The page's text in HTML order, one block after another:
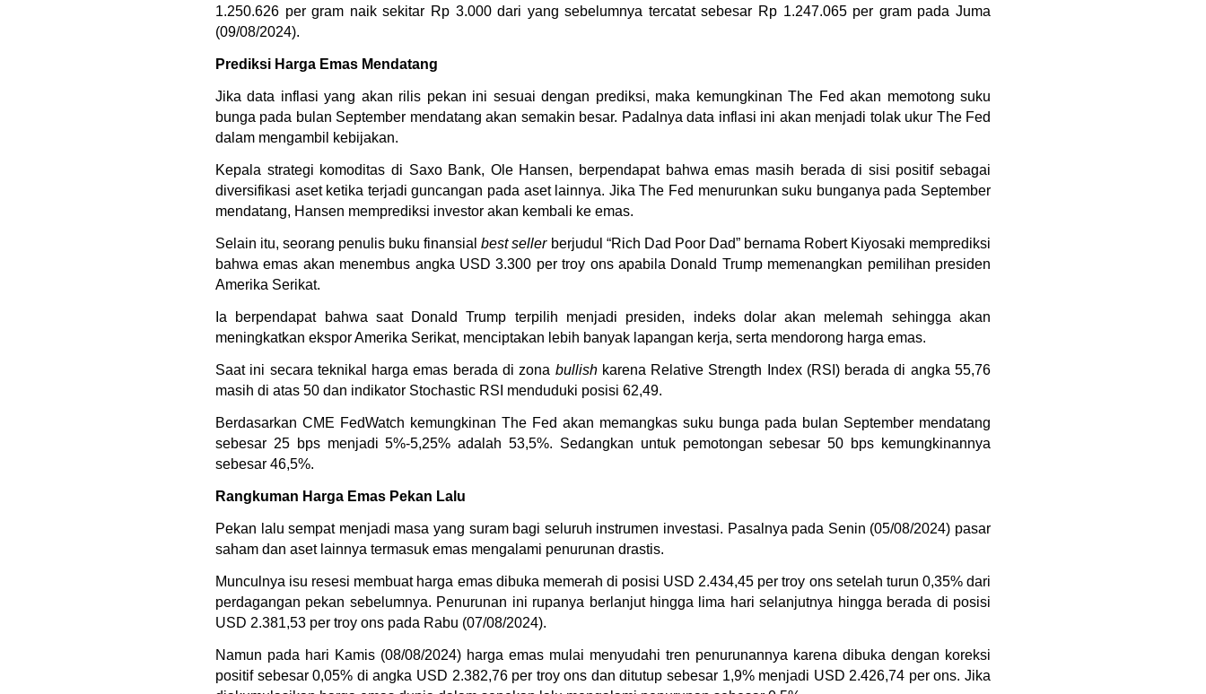
1.250.626 per gram naik sekitar Rp 3.000 dari yang sebelumnya tercatat sebesar Rp 1.247.065 per gram pada Juma
(09/08/2024).
Prediksi Harga Emas Mendatang
Jika data inflasi yang akan rilis pekan ini sesuai dengan prediksi, maka kemungkinan The Fed akan memotong suku
bunga pada bulan September mendatang akan semakin besar. Padalnya data inflasi ini akan menjadi tolak ukur The Fed
dalam mengambil kebijakan.
Kepala strategi komoditas di Saxo Bank, Ole Hansen, berpendapat bahwa emas masih berada di sisi positif sebagai
diversifikasi aset ketika terjadi guncangan pada aset lainnya. Jika The Fed menurunkan suku bunganya pada September
mendatang, Hansen memprediksi investor akan kembali ke emas.
Selain itu, seorang penulis buku finansial best seller berjudul “Rich Dad Poor Dad” bernama Robert Kiyosaki memprediksi
bahwa emas akan menembus angka USD 3.300 per troy ons apabila Donald Trump memenangkan pemilihan presiden
Amerika Serikat.
Ia berpendapat bahwa saat Donald Trump terpilih menjadi presiden, indeks dolar akan melemah sehingga akan
meningkatkan ekspor Amerika Serikat, menciptakan lebih banyak lapangan kerja, serta mendorong harga emas.
Saat ini secara teknikal harga emas berada di zona bullish karena Relative Strength Index (RSI) berada di angka 55,76
masih di atas 50 dan indikator Stochastic RSI menduduki posisi 62,49.
Berdasarkan CME FedWatch kemungkinan The Fed akan memangkas suku bunga pada bulan September mendatang
sebesar 25 bps menjadi 5%-5,25% adalah 53,5%. Sedangkan untuk pemotongan sebesar 50 bps kemungkinannya
sebesar 46,5%.
Rangkuman Harga Emas Pekan Lalu
Pekan lalu sempat menjadi masa yang suram bagi seluruh instrumen investasi. Pasalnya pada Senin (05/08/2024) pasar
saham dan aset lainnya termasuk emas mengalami penurunan drastis.
Munculnya isu resesi membuat harga emas dibuka memerah di posisi USD 2.434,45 per troy ons setelah turun 0,35% dari
perdagangan pekan sebelumnya. Penurunan ini rupanya berlanjut hingga lima hari selanjutnya hingga berada di posisi
USD 2.381,53 per troy ons pada Rabu (07/08/2024).
Namun pada hari Kamis (08/08/2024) harga emas mulai menyudahi tren penurunannya karena dibuka dengan koreksi
positif sebesar 0,05% di angka USD 2.382,76 per troy ons dan ditutup sebesar 1,9% menjadi USD 2.426,74 per ons. Jika